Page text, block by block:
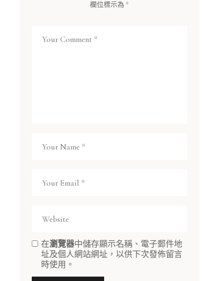
欄位標示為 *
在瀏覽器中儲存顯示名稱、電子郵件地
址及個人網站網址，以供下次發佈留言
時使用。